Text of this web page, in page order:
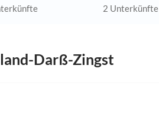
2 Unterkünfte
Darß-Zingst